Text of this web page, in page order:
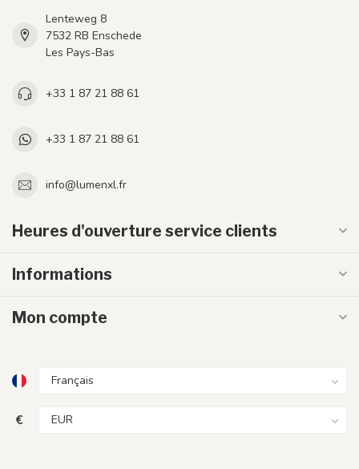
Lenteweg 8
7532 RB Enschede
Les Pays-Bas
+33 1 87 21 88 61
+33 1 87 21 88 61
info@lumenxl.fr
Heures d'ouverture service clients
Informations
Mon compte
€